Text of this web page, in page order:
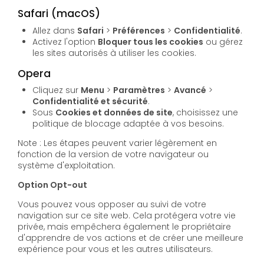
Safari (macOS)
Allez dans Safari > Préférences > Confidentialité.
Activez l'option Bloquer tous les cookies ou gérez
les sites autorisés à utiliser les cookies.
Opera
Cliquez sur Menu > Paramètres >Avancé >
Confidentialité et sécurité.
Sous Cookies et données de site, choisissez une
politique de blocage adaptée à vos besoins.
Note : Les étapes peuvent varier légèrement en
fonction de la version de votre navigateur ou
système d'exploitation.
Option Opt-out
Vous pouvez vous opposer au suivi de votre
navigation sur ce site web. Cela protégera votre vie
privée, mais empêchera également le propriétaire
d'apprendre de vos actions et de créer une meilleure
expérience pour vous et les autres utilisateurs.